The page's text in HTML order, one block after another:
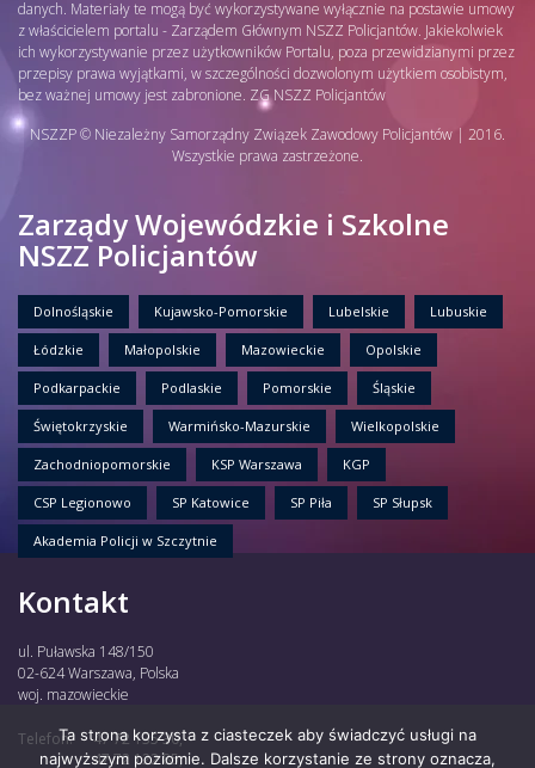
danych. Materiały te mogą być wykorzystywane wyłącznie na postawie umowy
z właścicielem portalu - Zarządem Głównym NSZZ Policjantów. Jakiekolwiek
ich wykorzystywanie przez użytkowników Portalu, poza przewidzianymi przez
przepisy prawa wyjątkami, w szczególności dozwolonym użytkiem osobistym,
bez ważnej umowy jest zabronione. ZG NSZZ Policjantów
NSZZP © Niezależny Samorządny Związek Zawodowy Policjantów | 2016.
Wszystkie prawa zastrzeżone.
Zarządy Wojewódzkie i Szkolne
NSZZ Policjantów
Dolnośląskie Kujawsko-Pomorskie Lubelskie Lubuskie
Łódzkie Małopolskie Mazowieckie Opolskie
Podkarpackie Podlaskie Pomorskie Śląskie
Świętokrzyskie Warmińsko-Mazurskie Wielkopolskie
Zachodniopomorskie KSP Warszawa KGP
CSP Legionowo SP Katowice SP Piła SP Słupsk
Akademia Policji w Szczytnie
Kontakt
ul. Puławska 148/150
02-624 Warszawa, Polska
woj. mazowieckie
Telefon:
47 72 135 30,
47 72 122 85,
Ta strona korzysta z ciasteczek aby świadczyć usługi na
najwyższym poziomie. Dalsze korzystanie ze strony oznacza,